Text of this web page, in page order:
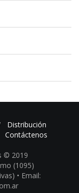
Distribución
Contáctenos
© 2019
(1095)
• Email: